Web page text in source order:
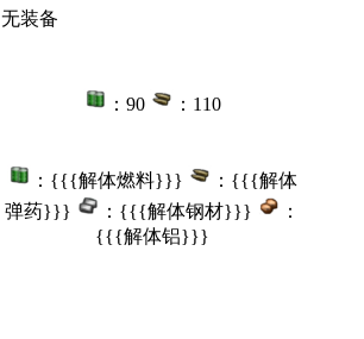
无装备
：90 ：110
：{{{解体燃料}}}
：{{{解体
弹药}}}
：{{{解体钢材}}}
：
{{{解体铝}}}